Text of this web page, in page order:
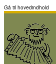
Gå til hovedindhold